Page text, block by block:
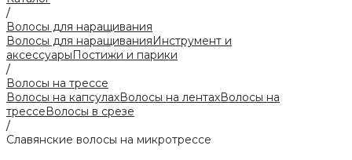
/
Волосы для наращивания
Волосы для наращиванияИнструмент и
аксессуарыПостижи и парики
/
Волосы на трессе
Волосы на капсулахВолосы на лентахВолосы на
трессеВолосы в срезе
/
Славянские волосы на микротрессе